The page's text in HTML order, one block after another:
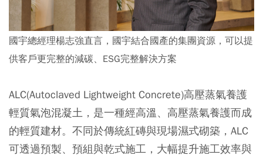
國宇總經理楊志強直言，國宇結合國產的集團資源，可以提
供客戶更完整的減碳、ESG完整解決方案
ALC(Autoclaved Lightweight Concrete)高壓蒸氣養護
輕質氣泡混凝土，是一種經高溫、高壓蒸氣養護而成
的輕質建材。不同於傳統紅磚與現場濕式砌築，ALC
可透過預製、預組與乾式施工，大幅提升施工效率與